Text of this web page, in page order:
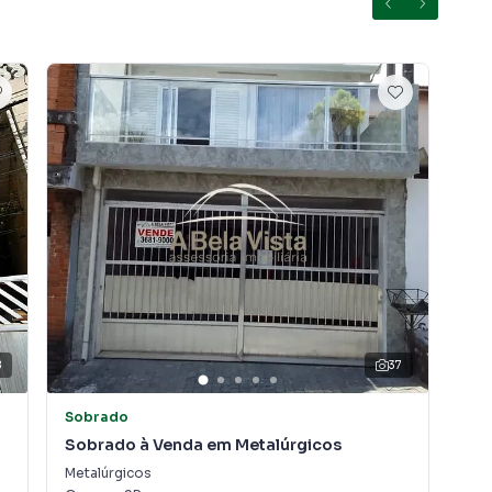
que mais combina com seu estilo de vida.
com segurança e tranquilidade. Na A Bela Vista
em Carapicuíba mesmo não estando na cidade e
seu computador ou smartphone. Nós criamos
proprietários, inquilinos e compradores com o
Bela Vista Imóveis é uma imobiliária digital com
Carapicuíba.
alugar seu imóvel muito mais rápido do que em
diversos imóveis em Carapicuíba, especialmente em
de marketing digital focada em produzir
aumenta muito o número de contatos interessados e
37
Sobrado
Sobrado à Venda em Metalúrgicos
Metalúrgicos